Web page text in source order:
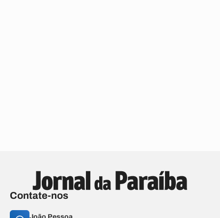
Contate-nos